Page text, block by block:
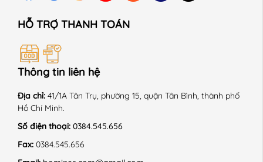
HỖ TRỢ THANH TOÁN
Thông tin liên hệ
Địa chỉ: 41/1A Tân Trụ, phường 15, quận Tân Bình, thành phố
Hồ Chí Minh.
Số điện thoại: 0384.545.656
Fax: 0384.545.656